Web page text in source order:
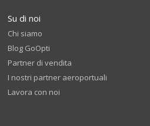
Su di noi
Chi siamo
Blog GoOpti
Partner di vendita
I nostri partner aeroportuali
Lavora con noi